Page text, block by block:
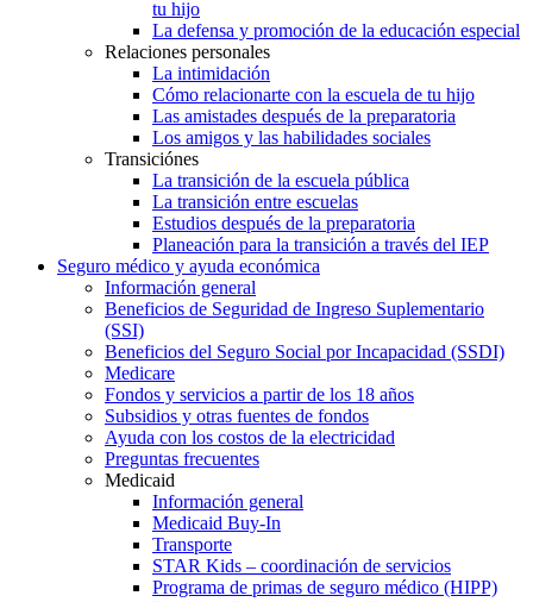
tu hijo
La defensa y promoción de la educación especial
Relaciones personales
La intimidación
Cómo relacionarte con la escuela de tu hijo
Las amistades después de la preparatoria
Los amigos y las habilidades sociales
Transiciónes
La transición de la escuela pública
La transición entre escuelas
Estudios después de la preparatoria
Planeación para la transición a través del IEP
Seguro médico y ayuda económica
Información general
Beneficios de Seguridad de Ingreso Suplementario
(SSI)
Beneficios del Seguro Social por Incapacidad (SSDI)
Medicare
Fondos y servicios a partir de los 18 años
Subsidios y otras fuentes de fondos
Ayuda con los costos de la electricidad
Preguntas frecuentes
Medicaid
Información general
Medicaid Buy-In
Transporte
STAR Kids – coordinación de servicios
Programa de primas de seguro médico (HIPP)